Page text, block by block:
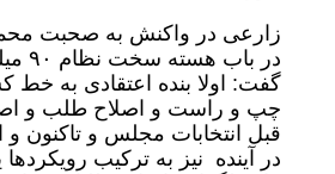
زارعی در واکنش به صحبت محمد
در
گفت: اولا بنده اعتقادی به خط
چپ و راست و اصلاح طلب و
قبل انتخابات مجلس و تاکنون و
در آینده نیز به ترکیب رویکردها